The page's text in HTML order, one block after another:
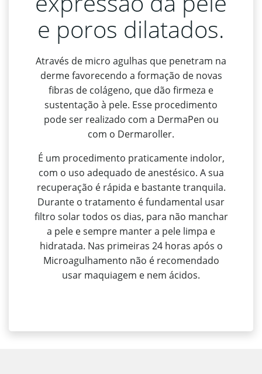
e poros dilatados.
Através de micro agulhas que penetram na
derme favorecendo a formação de novas
fibras de colágeno, que dão firmeza e
sustentação à pele. Esse procedimento
pode ser realizado com a DermaPen ou
com o Dermaroller.
É um procedimento praticamente indolor,
com o uso adequado de anestésico. A sua
recuperação é rápida e bastante tranquila.
Durante o tratamento é fundamental usar
filtro solar todos os dias, para não manchar
a pele e sempre manter a pele limpa e
hidratada. Nas primeiras 24 horas após o
Microagulhamento não é recomendado
usar maquiagem e nem ácidos.